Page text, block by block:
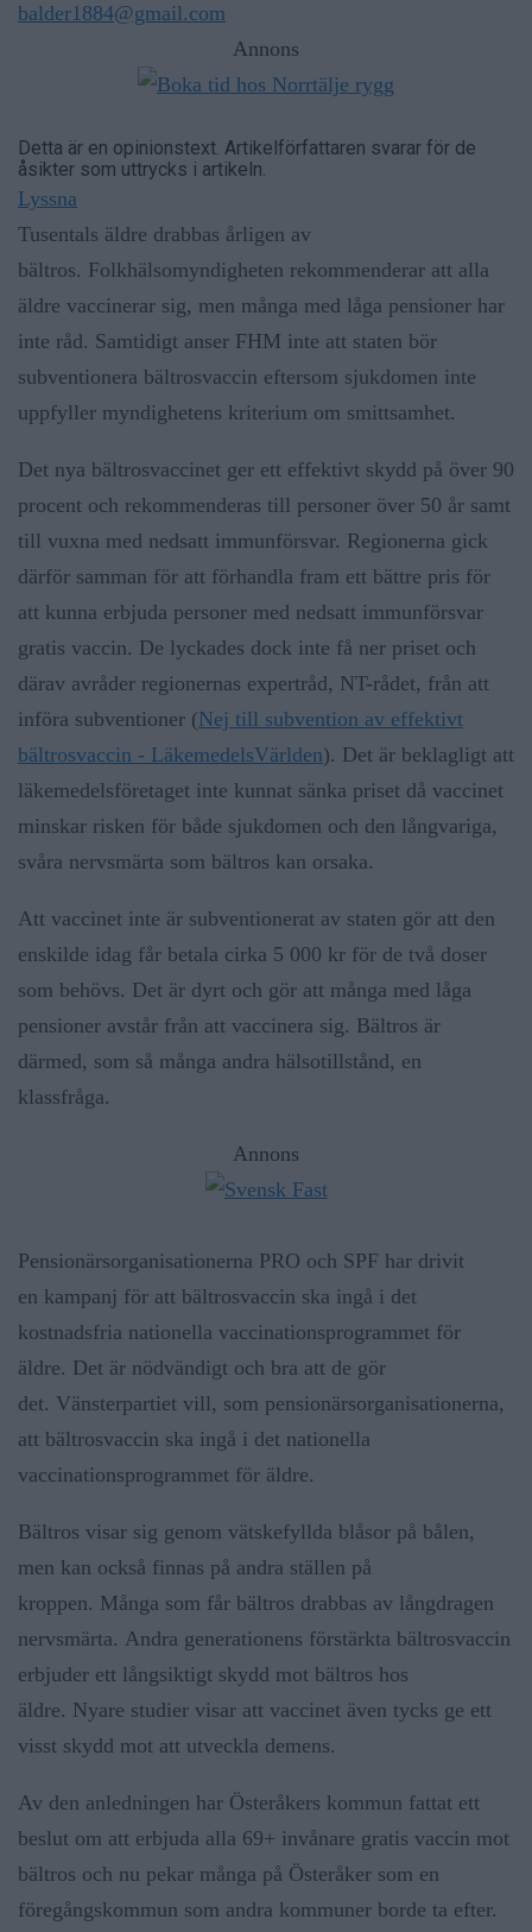
balder1884@gmail.com
Annons
Detta är en opinionstext. Artikelförfattaren svarar för de
åsikter som uttrycks i artikeln.
Lyssna
Tusentals äldre drabbas årligen av
bältros. Folkhälsomyndigheten rekommenderar att alla
äldre vaccinerar sig, men många med låga pensioner har
inte råd. Samtidigt anser FHM inte att staten bör
subventionera bältrosvaccin eftersom sjukdomen inte
uppfyller myndighetens kriterium om smittsamhet.
Det nya bältrosvaccinet ger ett effektivt skydd på över 90
procent och rekommenderas till personer över 50 år samt
till vuxna med nedsatt immunförsvar. Regionerna gick
därför samman för att förhandla fram ett bättre pris för
att kunna erbjuda personer med nedsatt immunförsvar
gratis vaccin. De lyckades dock inte få ner priset och
därav avråder regionernas expertråd, NT-rådet, från att
införa subventioner (Nej till subvention av effektivt
bältrosvaccin - LäkemedelsVärlden). Det är beklagligt att
läkemedelsföretaget inte kunnat sänka priset då vaccinet
minskar risken för både sjukdomen och den långvariga,
svåra nervsmärta som bältros kan orsaka.
Att vaccinet inte är subventionerat av staten gör att den
enskilde idag får betala cirka 5 000 kr för de två doser
som behövs. Det är dyrt och gör att många med låga
pensioner avstår från att vaccinera sig. Bältros är
därmed, som så många andra hälsotillstånd, en
klassfråga.
Annons
Pensionärsorganisationerna PRO och SPF har drivit
en kampanj för att bältrosvaccin ska ingå i det
kostnadsfria nationella vaccinationsprogrammet för
äldre. Det är nödvändigt och bra att de gör
det. Vänsterpartiet vill, som pensionärsorganisationerna,
att bältrosvaccin ska ingå i det nationella
vaccinationsprogrammet för äldre.
Bältros visar sig genom vätskefyllda blåsor på bålen,
men kan också finnas på andra ställen på
kroppen. Många som får bältros drabbas av långdragen
nervsmärta. Andra generationens förstärkta bältrosvaccin
erbjuder ett långsiktigt skydd mot bältros hos
äldre. Nyare studier visar att vaccinet även tycks ge ett
visst skydd mot att utveckla demens.
Av den anledningen har Österåkers kommun fattat ett
beslut om att erbjuda alla 69+ invånare gratis vaccin mot
bältros och nu pekar många på Österåker som en
föregångskommun som andra kommuner borde ta efter.